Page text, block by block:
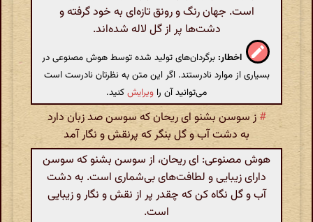
است. جهان رنگ و رونق تازه‌ای به خود گرفته و
دشت‌ها پر از گل لاله شده‌اند.
اخطار: برگردان‌های تولید شده توسط هوش مصنوعی در
بسیاری از موارد نادرستند. اگر این متن به نظرتان نادرست است
می‌توانید آن را ویرایشکنید.
# ز سوسن بشنو ای ریحان که سوسن صد زبان دارد
به دشت آب و گل بنگر که پرنقش و نگار آمد
هوش مصنوعی: ای ریحان، از سوسن بشنو که سوسن
دارای زیبایی و لطافت‌های بی‌شماری است. به دشت
آب و گل نگاه کن که چقدر پر از نقش و نگار و زیبایی
است.